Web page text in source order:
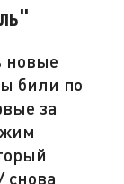
новые
били по
за
снова